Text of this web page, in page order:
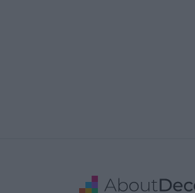
Adres
Dane Firmy